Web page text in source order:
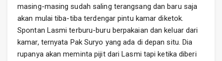
masing-masing sudah saling terangsang dan baru saja
akan mulai tiba-tiba terdengar pintu kamar diketok.
Spontan Lasmi terburu-buru berpakaian dan keluar dari
kamar, ternyata Pak Suryo yang ada di depan situ. Dia
rupanya akan meminta pijit dari Lasmi tapi ketika diberi